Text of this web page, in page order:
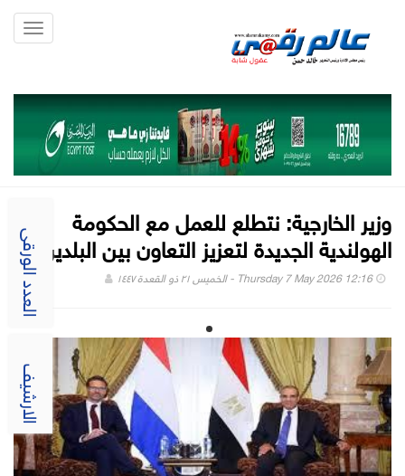
العدد الورقى
الارشيف
وزير الخارجية: نتطلع للعمل مع الحكومة
الهولندية الجديدة لتعزيز التعاون بين البلدين
Thursday 7 May 2026 12:16 - الخميس ٢١ ذو القعدة ١٤٤٧